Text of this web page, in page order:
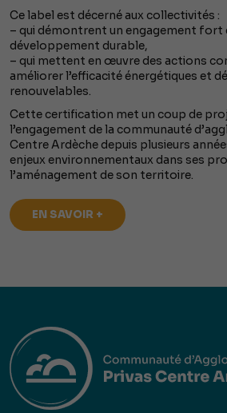
Ce label est décerné aux collectivités :
– qui démontrent un engagement fort
développement durable,
– qui mettent en œuvre des actions
améliorer l’efficacité énergétiques et
renouvelables.
Cette certification met un coup de
l’engagement de la communauté
Centre Ardèche depuis plusieurs
enjeux environnementaux dans ses
l’aménagement de son territoire.
EN SAVOIR +